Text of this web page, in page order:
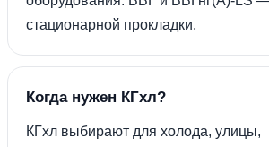
стационарной прокладки.
Когда нужен КГхл?
КГхл выбирают для холода, улицы,